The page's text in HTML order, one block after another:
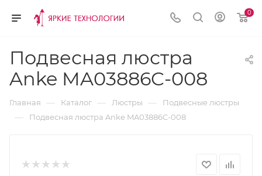
0
Подвесная люстра
Anke MA03886C-008
Главная — Каталог — Люстры — Подвесные люстры
— Подвесная люстра Anke MA03886C-008